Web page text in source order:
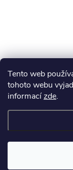
Tento web
tohoto webu
informacízde.